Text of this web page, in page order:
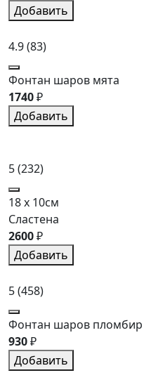
Добавить
4.9(83)
Фонтан шаров мята
1740₽
Добавить
5(232)
18 x 10см
Сластена
2600₽
Добавить
5(458)
Фонтан шаров пломбир
930₽
Добавить